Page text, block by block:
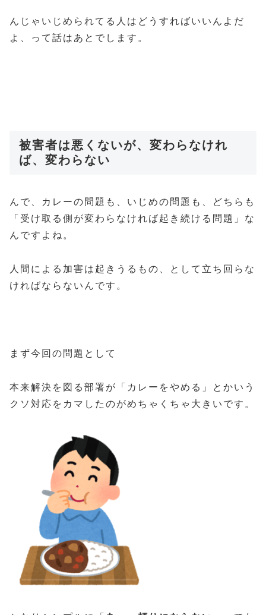
んじゃいじめられてる人はどうすればいいんよだ
よ、って話はあとでします。
被害者は悪くないが、変わらなけれ
ば、変わらない
んで、カレーの問題も、いじめの問題も、どちらも
「受け取る側が変わらなければ起き続ける問題」な
んですよね。
人間による加害は起きうるもの、として立ち回らな
ければならないんです。
まず今回の問題として
本来解決を図る部署が「カレーをやめる」とかいう
クソ対応をカマしたのがめちゃくちゃ大きいです。